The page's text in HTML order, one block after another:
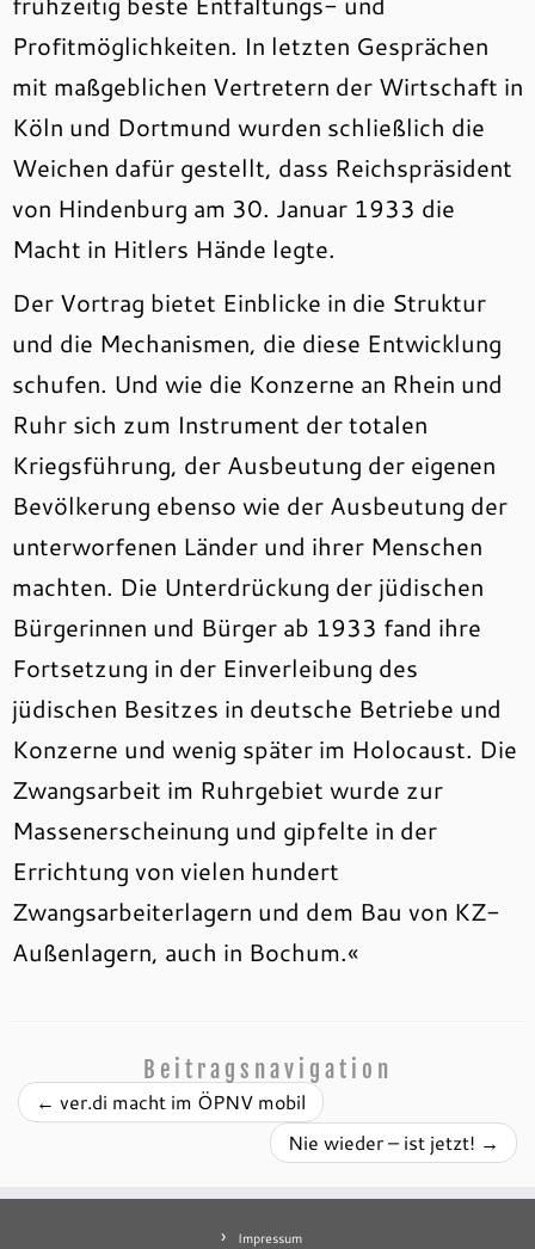
Profitmöglichkeiten. In letzten Gesprächen
mit maßgeblichen Vertretern der Wirtschaft in
Köln und Dortmund wurden schließlich die
Weichen dafür gestellt, dass Reichspräsident
von Hindenburg am 30. Januar 1933 die
Macht in Hitlers Hände legte.
Der Vortrag bietet Einblicke in die Struktur
und die Mechanismen, die diese Entwicklung
schufen. Und wie die Konzerne an Rhein und
Ruhr sich zum Instrument der totalen
Kriegsführung, der Ausbeutung der eigenen
Bevölkerung ebenso wie der Ausbeutung der
unterworfenen Länder und ihrer Menschen
machten. Die Unterdrückung der jüdischen
Bürgerinnen und Bürger ab 1933 fand ihre
Fortsetzung in der Einverleibung des
jüdischen Besitzes in deutsche Betriebe und
Konzerne und wenig später im Holocaust. Die
Zwangsarbeit im Ruhrgebiet wurde zur
Massenerscheinung und gipfelte in der
Errichtung von vielen hundert
Zwangsarbeiterlagern und dem Bau von KZ-
Außenlagern, auch in Bochum.«
Beitragsnavigation
← ver.di macht im ÖPNV mobil
Nie wieder – ist jetzt! →
Impressum